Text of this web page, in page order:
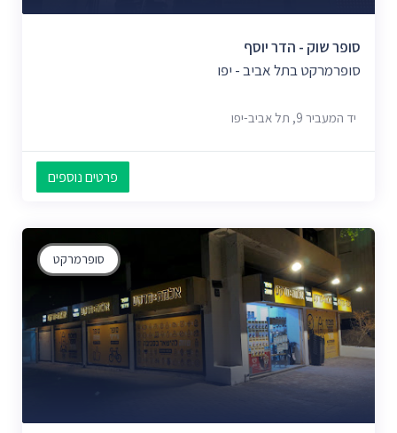
סופר שוק - הדר יוסף
סופרמרקט בתל אביב - יפו
יד המעביר 9, תל אביב-יפו
פרטים נוספים
סופרמרקט